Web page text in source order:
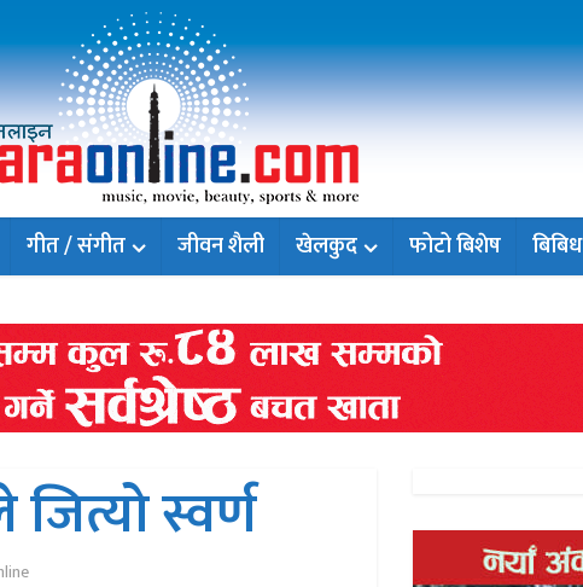
गीत / संगीत जीवन शैली खेलकुद फोटो बिशेष बिबिध
स्वर्ण